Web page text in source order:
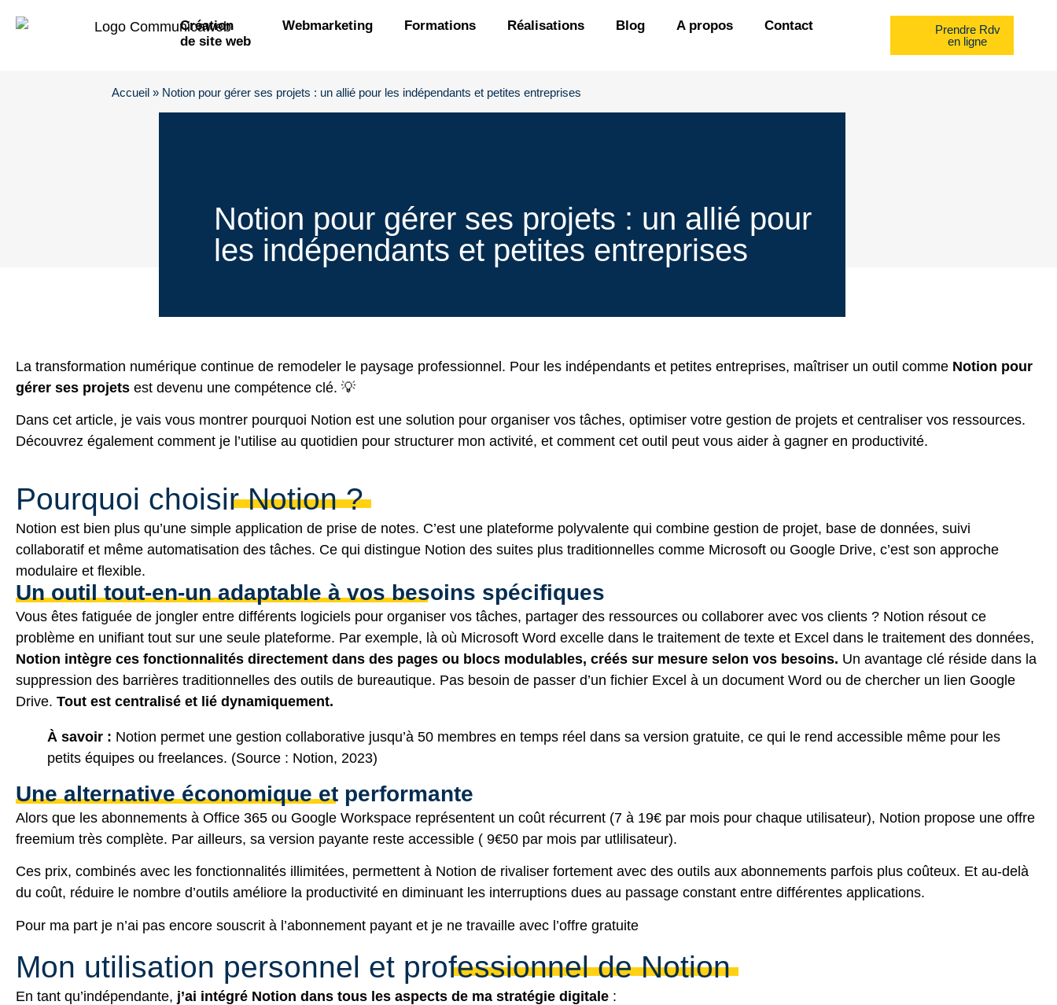
Création
de site web
Webmarketing Formations Réalisations Blog A propos Contact
Prendre Rdv
en ligne
Accueil » Notion pour gérer ses projets : un allié pour les indépendants et petites entreprises
Notion pour gérer ses projets : un allié pour
les indépendants et petites entreprises
La transformation numérique continue de remodeler le paysage professionnel. Pour les indépendants et petites entreprises, maîtriser un outil comme Notion pour
gérer ses projets est devenu une compétence clé. 💡
Dans cet article, je vais vous montrer pourquoi Notion est une solution pour organiser vos tâches, optimiser votre gestion de projets et centraliser vos ressources.
Découvrez également comment je l’utilise au quotidien pour structurer mon activité, et comment cet outil peut vous aider à gagner en productivité.
Pourquoi choisir Notion ?
Notion est bien plus qu’une simple application de prise de notes. C’est une plateforme polyvalente qui combine gestion de projet, base de données, suivi
collaboratif et même automatisation des tâches. Ce qui distingue Notion des suites plus traditionnelles comme Microsoft ou Google Drive, c’est son approche
modulaire et flexible.
Un outil tout-en-un adaptable à vos besoins spécifiques
Vous êtes fatiguée de jongler entre différents logiciels pour organiser vos tâches, partager des ressources ou collaborer avec vos clients ? Notion résout ce
problème en unifiant tout sur une seule plateforme. Par exemple, là où Microsoft Word excelle dans le traitement de texte et Excel dans le traitement des données,
Notion intègre ces fonctionnalités directement dans des pages ou blocs modulables, créés sur mesure selon vos besoins. Un avantage clé réside dans la
suppression des barrières traditionnelles des outils de bureautique. Pas besoin de passer d’un fichier Excel à un document Word ou de chercher un lien Google
Drive. Tout est centralisé et lié dynamiquement.
À savoir : Notion permet une gestion collaborative jusqu’à 50 membres en temps réel dans sa version gratuite, ce qui le rend accessible même pour les
petits équipes ou freelances. (Source : Notion, 2023)
Une alternative économique et performante
Alors que les abonnements à Office 365 ou Google Workspace représentent un coût récurrent (7 à 19€ par mois pour chaque utilisateur), Notion propose une offre
freemium très complète. Par ailleurs, sa version payante reste accessible ( 9€50 par mois par utlilisateur).
Ces prix, combinés avec les fonctionnalités illimitées, permettent à Notion de rivaliser fortement avec des outils aux abonnements parfois plus coûteux. Et au-delà
du coût, réduire le nombre d’outils améliore la productivité en diminuant les interruptions dues au passage constant entre différentes applications.
Pour ma part je n’ai pas encore souscrit à l’abonnement payant et je ne travaille avec l’offre gratuite
Mon utilisation personnel et professionnel de Notion
En tant qu’indépendante, j’ai intégré Notion dans tous les aspects de ma stratégie digitale :